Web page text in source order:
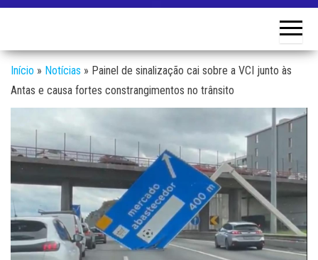
Início » Notícias » Painel de sinalização cai sobre a VCI junto às
Antas e causa fortes constrangimentos no trânsito